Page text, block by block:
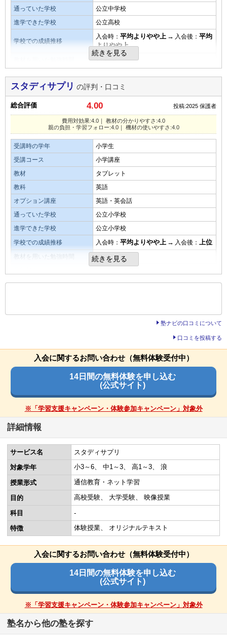
演習問題の量
少ない 平均
口コミ投稿者ID:2677794
演習問題の量
もっと演習量は欲しいと感じました。似たような問題を何度
も解きたいと思いました。
目的を果たせたか
学校のテスト対策としては、あまり教科書に沿っている感じ
がしなかったため。
親の負担・学習フォローの仕組み
時々メールが届くくらいで、特にフォローなどを受けた印象
はありません。
良いところや要望
通塾の必要がなく、自分のペースで学べる点です。時間を気
にすることなく学習できます。
総合評価
内容は分かりやすくとても良いのですが、不明点が出た時の
対処が自分でできれば使える教材だと思います。
教材の難易度
演習問題の量
口コミ投稿者ID:2677728
不適切な口コミを報告する
通っていた学校
公立中学校
進学できた学校
公立高校
学校での成績推移
入会時： 平均よりやや上 → 入会後： 平均
よりやや上
1.5時間
費用対効果
対策効果はあったと感じたこれかは自分でも出来るようにな
教材・授業動画の質・分かりやすさ
過去問題など対策がしっかりしていたと感じた。勉強のやり
方をおしえてくれた
教材・授業動画の難易度
難しい問題をやるときのフォローをしてくれるのがありがた
い。頼りになる
演習問題の量
沢山の演出問題がある本当にに助かりました。
それにわからないところ教えてくれる
パットだから気軽にでかることが楽しいと言っていたと感じ
親の負担・学習フォローの仕組み
わからないときにフォローがしっかりしていた本当にに良い
と思います
本当にに使いやすかった。時間がたつにつれ充電が切れるの
が早くなった
良いところや要望
良い点は子供が進んでやれるようになった親に言われるより
良いみたい
その他気づいたこと、感じたこと
無事高校も行けて本当によかった
増えると良い
教材の難易度
続きを見る
スタディサプリ の評判・口コミ
総合評価 4.00 投稿:2025 保護者
費用対効果:4.0｜ 教材の分かりやすさ:4.0
親の負担・学習フォロー:4.0｜ 機材の使いやすさ:4.0
受講時の学年
小学生
受講コース
小学講座
教材
タブレット
教科
英語
オプション講座
英語・英会話
通っていた学校
公立小学校
進学できた学校
公立小学校
学校での成績推移
入会時： 平均よりやや上 → 入会後： 上位
教材を用いた勉強時間
1.5時間
でよかった
子どもが、楽しんで学習できていたのが、見えたので、良か
ったと思う
教材・授業動画の難易度
教材や授業の難易度にかんしては、それほど難しいレベルで
はなかったので、問題はない
演習問題の量
演習問題の量は、それほど時間がかからずに、問題をといて
いたので適量だと思う
目的を果たせたか
苦手科目が、克服できたので、目的は達成出来たと思う。サ
ービスもまあ良かった
良いところや要望
良い点は、それほど時間がかからずに、苦手教科の対策がで
総合的な評価としては、結果として苦手意識を克服できたの
で良かったと思う
続きを見る
塾ナビの口コミについて
口コミを投稿する
入会に関するお問い合わせ（無料体験受付中）
14日間の無料体験を申し込む
(公式サイト)
※「学習支援キャンペーン・体験参加キャンペーン」対象外
詳細情報
サービス名
スタディサプリ
対象学年
小3～6 中1～3 高1～3 浪
授業形式 通信教育・ネット学習
目的 高校受験 大学受験 映像授業
科目
-
特徴
体験授業 オリジナルテキスト
入会に関するお問い合わせ（無料体験受付中）
14日間の無料体験を申し込む
(公式サイト)
※「学習支援キャンペーン・体験参加キャンペーン」対象外
塾名から他の塾を探す